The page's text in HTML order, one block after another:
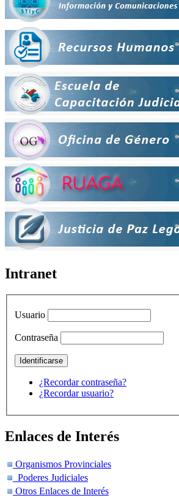
Intranet
Usuario
Contraseña
¿Recordar contraseña?
¿Recordar usuario?
Enlaces de Interés
Organismos Provinciales
Poderes Judiciales
Otros Enlaces de Interés